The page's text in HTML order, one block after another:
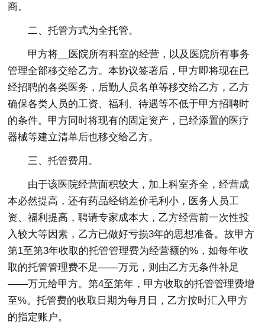
商。
二、托管方式为全托管。
甲方将__医院所有科室的经营，以及医院所有事务
管理全部移交给乙方。本协议签署后，甲方即将现在已
经招聘的各类医务，后勤人员名单等移交给乙方，乙方
确保各类人员的工资、福利、待遇等不低于甲方招聘时
的条件。甲方同时将现有的固定资产，已经添置的医疗
器械等建立清单后也移交给乙方。
三、托管费用。
由于该医院经营面积较大，加上科室齐全，经营成
本必然提高，还有药品经销差价毛利小，医务人员工
资、福利提高，聘请专家成本大，乙方经营前一次性投
入较大等因素，乙方已做好亏损3年的思想准备。故甲方
第1至第3年收取的托管管理费为经营额的%，如每年收
取的托管管理费不足——万元，则由乙方无条件补足
——万元给甲方。第4至第年，甲方收取的托管管理费增
至%。托管费的收取日期为每月日，乙方按时汇入甲方
的指定账户。